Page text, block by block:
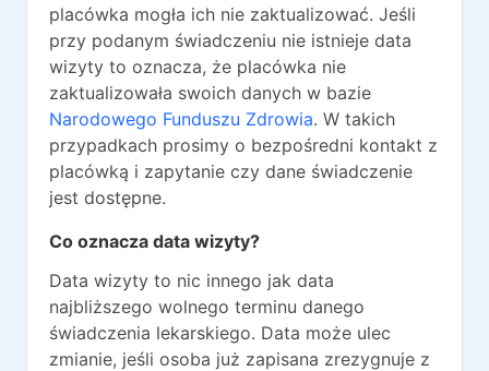
placówka mogła ich nie zaktualizować. Jeśli
przy podanym świadczeniu nie istnieje data
wizyty to oznacza, że placówka nie
zaktualizowała swoich danych w bazie
Narodowego Funduszu Zdrowia. W takich
przypadkach prosimy o bezpośredni kontakt z
placówką i zapytanie czy dane świadczenie
jest dostępne.
Co oznacza data wizyty?
Data wizyty to nic innego jak data
najbliższego wolnego terminu danego
świadczenia lekarskiego. Data może ulec
zmianie, jeśli osoba już zapisana zrezygnuje z